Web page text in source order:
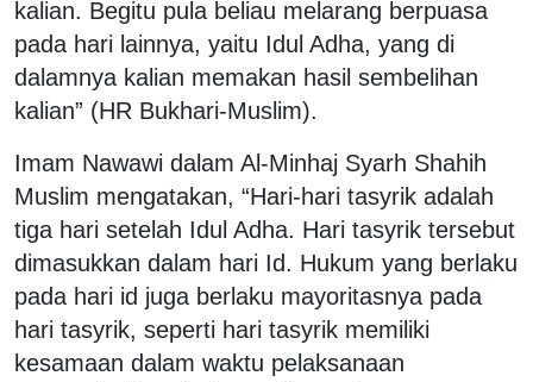
kalian. Begitu pula beliau melarang berpuasa
pada hari lainnya, yaitu Idul Adha, yang di
dalamnya kalian memakan hasil sembelihan
kalian” (HR Bukhari-Muslim).
Imam Nawawi dalam Al-Minhaj Syarh Shahih
Muslim mengatakan, “Hari-hari tasyrik adalah
tiga hari setelah Idul Adha. Hari tasyrik tersebut
dimasukkan dalam hari Id. Hukum yang berlaku
pada hari id juga berlaku mayoritasnya pada
hari tasyrik, seperti hari tasyrik memiliki
kesamaan dalam waktu pelaksanaan